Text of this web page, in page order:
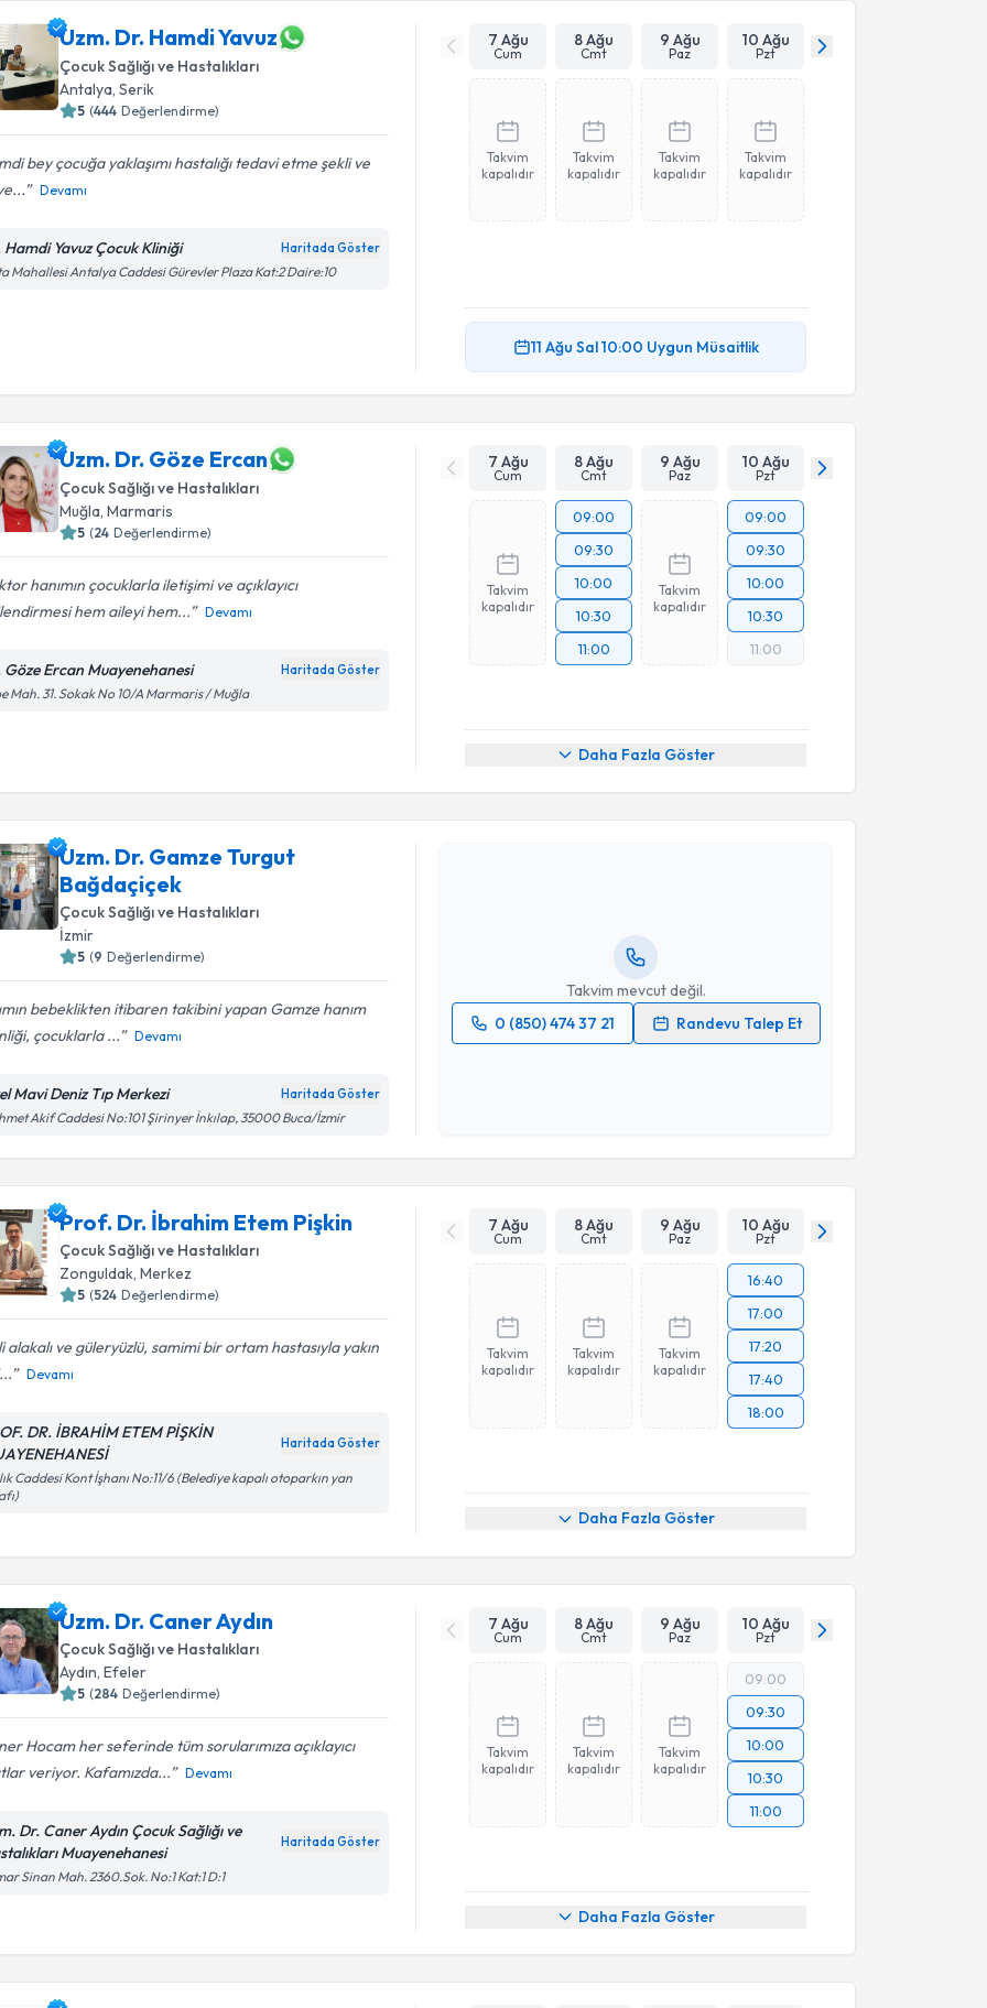
Uzm. Dr. Hamdi Yavuz
Çocuk Sağlığı ve Hastalıkları
Antalya ,Serik
5 (444 Değerlendirme)
bey çocuğa yaklaşımı hastalığı tedavi etme şekli ve
Devamı
Hamdi Yavuz Çocuk Kliniği Haritada Göster
Mahallesi Antalya Caddesi Gürevler Plaza Kat:2 Daire:10
7 Ağu
Cum
8 Ağu
Cmt
9 Ağu
Paz
10 Ağu
Pzt
Takvim
kapalıdır
Takvim
kapalıdır
Takvim
kapalıdır
Takvim
kapalıdır
11 Ağu Sal10:00 Uygun Müsaitlik
Uzm. Dr. Göze Ercan
Çocuk Sağlığı ve Hastalıkları
Muğla ,Marmaris
5 (24 Değerlendirme)
hanımın çocuklarla iletişimi ve açıklayıcı
hem aileyi hem...
Devamı
Göze Ercan Muayenehanesi Haritada Göster
Mah. 31. Sokak No 10/A Marmaris / Muğla
7 Ağu
Cum
8 Ağu
Cmt
9 Ağu
Paz
10 Ağu
Pzt
Takvim
kapalıdır
09:00
09:30
10:00
10:30
11:00
Takvim
kapalıdır
09:00
09:30
10:00
10:30
11:00
Daha Fazla Göster
Uzm. Dr. Gamze Turgut
Bağdaçiçek
Çocuk Sağlığı ve Hastalıkları
İzmir
5 (9 Değerlendirme)
bebeklikten itibaren takibini yapan Gamze hanım
çocuklarla ...
Devamı
Mavi Deniz Tıp Merkezi Haritada Göster
Akif Caddesi No:101 Şirinyer İnkılap, 35000 Buca/İzmir
Takvim mevcut değil.
0 (850) 474 37 21
Randevu Talep Et
Randevu Takvimi Talebi
Prof. Dr. İbrahim Etem Pişkin
Çocuk Sağlığı ve Hastalıkları
Zonguldak,Merkez
5 (524 Değerlendirme)
alakalı ve güleryüzlü, samimi bir ortam hastasıyla yakın
Devamı
DR. İBRAHİM ETEM PİŞKİN
Haritada Göster
Caddesi Kont İşhanı No:11/6 (Belediye kapalı otoparkın yan
7 Ağu
Cum
8 Ağu
Cmt
9 Ağu
Paz
10 Ağu
Pzt
Takvim
kapalıdır
Takvim
kapalıdır
Takvim
kapalıdır
16:40
17:00
17:20
17:40
18:00
Daha Fazla Göster
Uzm. Dr. Caner Aydın
Çocuk Sağlığı ve Hastalıkları
Aydın ,Efeler
5 (284 Değerlendirme)
Hocam her seferinde tüm sorularımıza açıklayıcı
veriyor. Kafamızda...
Devamı
Dr. Caner Aydın Çocuk Sağlığı ve
Muayenehanesi
Haritada Göster
Sinan Mah. 2360.Sok. No:1 Kat:1 D:1
7 Ağu
Cum
8 Ağu
Cmt
9 Ağu
Paz
10 Ağu
Pzt
Takvim
kapalıdır
Takvim
kapalıdır
Takvim
kapalıdır
09:00
09:30
10:00
10:30
11:00
Daha Fazla Göster